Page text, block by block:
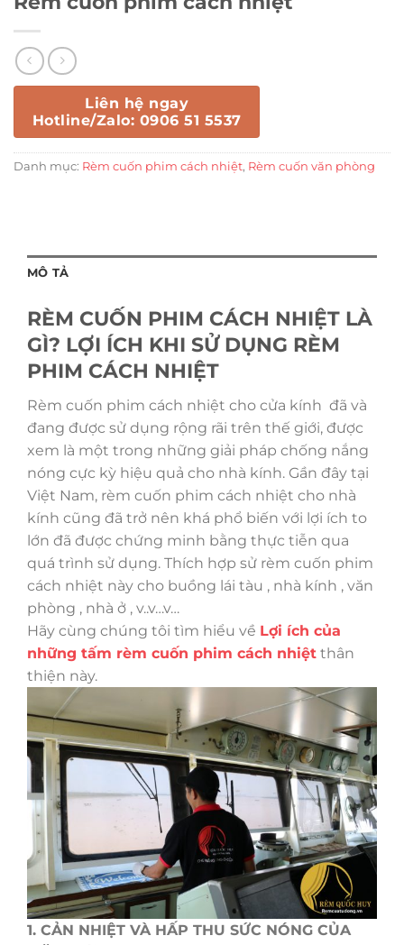
Liên hệ ngay
Hotline/Zalo: 0906 51 5537
Danh mục: Rèm cuốn phim cách nhiệt, Rèm cuốn văn phòng
MÔ TẢ
RÈM CUỐN PHIM CÁCH NHIỆT LÀ
GÌ? LỢI ÍCH KHI SỬ DỤNG RÈM
PHIM CÁCH NHIỆT
Rèm cuốn phim cách nhiệt cho cửa kính đã và
đang được sử dụng rộng rãi trên thế giới, được
xem là một trong những giải pháp chống nắng
nóng cực kỳ hiệu quả cho nhà kính. Gần đây tại
Việt Nam, rèm cuốn phim cách nhiệt cho nhà
kính cũng đã trở nên khá phổ biến với lợi ích to
lớn đã được chứng minh bằng thực tiễn qua
quá trình sử dụng. Thích hợp sử rèm cuốn phim
cách nhiệt này cho buồng lái tàu , nhà kính , văn
phòng , nhà ở , v..v…v…
Hãy cùng chúng tôi tìm hiểu về Lợi ích của
những tấm rèm cuốn phim cách nhiệt thân
thiện này.
1. CẢN NHIỆT VÀ HẤP THU SỨC NÓNG CỦA